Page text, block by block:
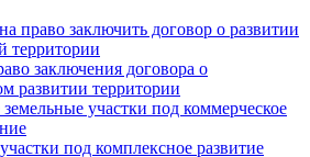
право заключить договор о развитии
территории
заключения договора о
развитии территории
участки под коммерческое
под комплексное развитие